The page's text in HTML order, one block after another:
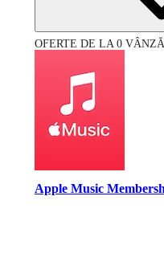
OFERTE DE LA 0
Apple Music